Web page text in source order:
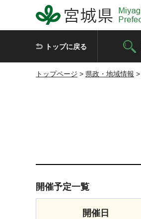
宮城県 Miyagi Prefectural
トップに戻る
トップページ > 県政・地域情報
開催予定一覧
開催日